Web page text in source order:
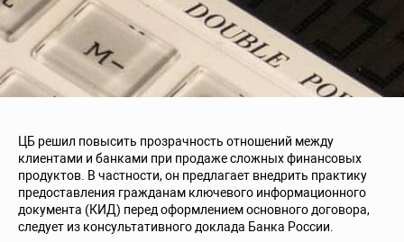
ЦБ решил повысить прозрачность отношений между
клиентами и банками при продаже сложных финансовых
продуктов. В частности, он предлагает внедрить практику
предоставления гражданам ключевого информационного
документа (КИД) перед оформлением основного договора,
следует из консультативного доклада Банка России.